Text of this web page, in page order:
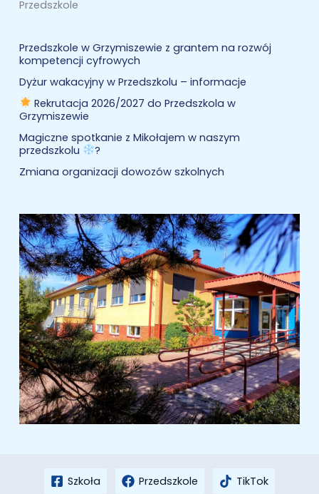
Przedszkole
Przedszkole w Grzymiszewie z grantem na rozwój
kompetencji cyfrowych
Dyżur wakacyjny w Przedszkolu – informacje
Rekrutacja 2026/2027 do Przedszkola w
Grzymiszewie
Magiczne spotkanie z Mikołajem w naszym
przedszkolu
?
Zmiana organizacji dowozów szkolnych
Szkoła Przedszkole TikTok